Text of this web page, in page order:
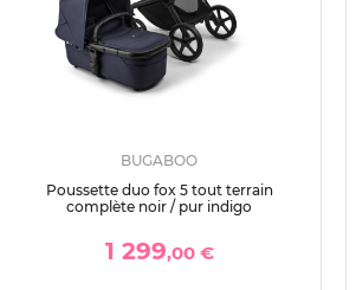
BUGABOO
Poussette duo fox 5 tout terrain
complète noir / pur indigo
1 299,00 €